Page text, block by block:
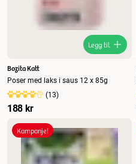
Legg til
Bozita Katt
Poser med laks i saus 12 x 85g
(13)
188 kr
Kampanje!